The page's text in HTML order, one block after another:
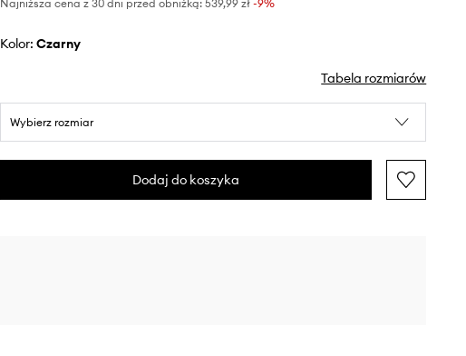
Najniższa cena z 30 dni przed obniżką: 539,99 zł -9%
Kolor: czarny
Tabela rozmiarów
Wybierz rozmiar
Dodaj do koszyka